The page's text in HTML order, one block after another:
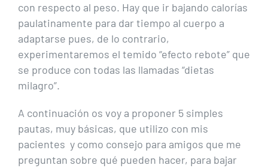
con respecto al peso. Hay que ir bajando calorías
paulatinamente para dar tiempo al cuerpo a
adaptarse pues, de lo contrario,
experimentaremos el temido “efecto rebote” que
se produce con todas las llamadas “dietas
milagro”.
A continuación os voy a proponer 5 simples
pautas, muy básicas, que utilizo con mis
pacientes y como consejo para amigos que me
preguntan sobre qué pueden hacer, para bajar